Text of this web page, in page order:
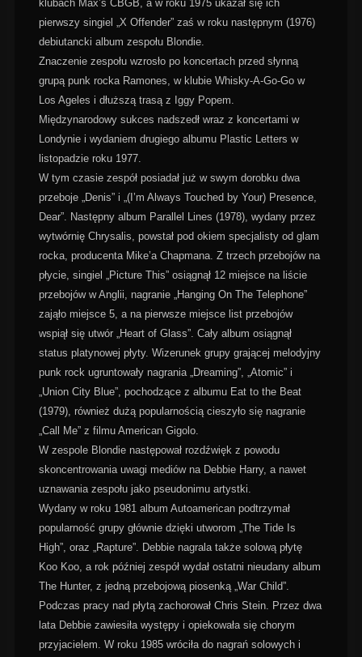
klubach Max’s CBGB, a w roku 1975 ukazał się ich
pierwszy singiel „X Offender” zaś w roku następnym (1976)
debiutancki album zespołu Blondie.
Znaczenie zespołu wzrosło po koncertach przed słynną
grupą punk rocka Ramones, w klubie Whisky-A-Go-Go w
Los Ageles i dłuższą trasą z Iggy Popem.
Międzynarodowy sukces nadszedł wraz z koncertami w
Londynie i wydaniem drugiego albumu Plastic Letters w
listopadzie roku 1977.
W tym czasie zespół posiadał już w swym dorobku dwa
przeboje „Denis” i „(I’m Always Touched by Your) Presence,
Dear”. Następny album Parallel Lines (1978), wydany przez
wytwórnię Chrysalis, powstał pod okiem specjalisty od glam
rocka, producenta Mike’a Chapmana. Z trzech przebojów na
płycie, singiel „Picture This” osiągnął 12 miejsce na liście
przebojów w Anglii, nagranie „Hanging On The Telephone”
zająło miejsce 5, a na pierwsze miejsce list przebojów
wspiął się utwór „Heart of Glass”. Cały album osiągnął
status platynowej płyty. Wizerunek grupy grającej melodyjny
punk rock ugruntowały nagrania „Dreaming”, „Atomic” i
„Union City Blue”, pochodzące z albumu Eat to the Beat
(1979), również dużą popularnością cieszyło się nagranie
„Call Me” z filmu American Gigolo.
W zespole Blondie następował rozdźwięk z powodu
skoncentrowania uwagi mediów na Debbie Harry, a nawet
uznawania zespołu jako pseudonimu artystki.
Wydany w roku 1981 album Autoamerican podtrzymał
popularność grupy głównie dzięki utworom „The Tide Is
High”, oraz „Rapture”. Debbie nagrala także solową płytę
Koo Koo, a rok później zespół wydał ostatni nieudany album
The Hunter, z jedną przebojową piosenką „War Child”.
Podczas pracy nad płytą zachorował Chris Stein. Przez dwa
lata Debbie zawiesiła występy i opiekowała się chorym
przyjacielem. W roku 1985 wróciła do nagrań solowych i